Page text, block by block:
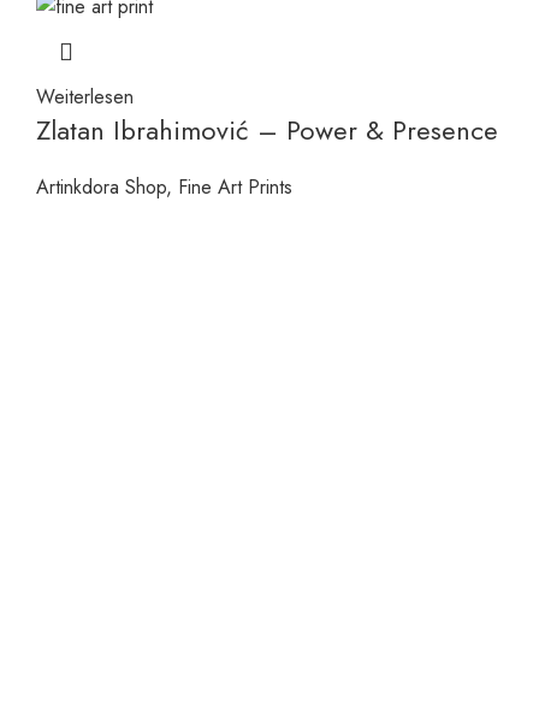
Weiterlesen
Zlatan Ibrahimović – Power & Presence
Artinkdora Shop, Fine Art Prints